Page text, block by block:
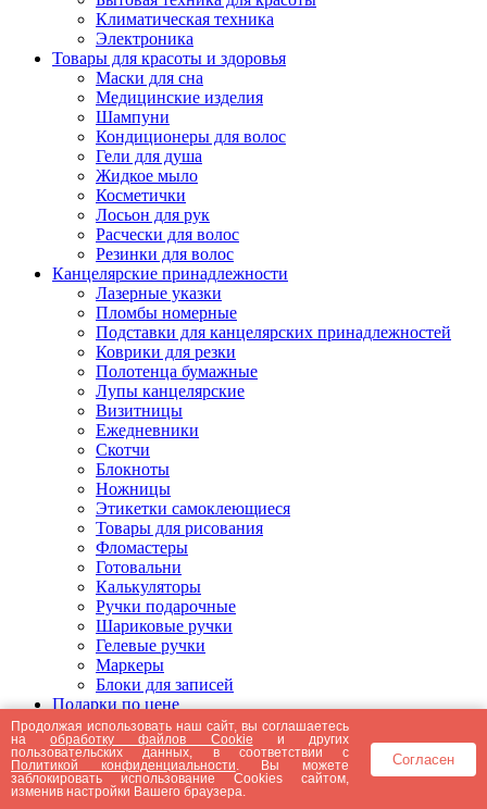
Климатическая техника
Электроника
Товары для красоты и здоровья
Маски для сна
Медицинские изделия
Шампуни
Кондиционеры для волос
Гели для душа
Жидкое мыло
Косметички
Лосьон для рук
Расчески для волос
Резинки для волос
Канцелярские принадлежности
Лазерные указки
Пломбы номерные
Подставки для канцелярских принадлежностей
Коврики для резки
Полотенца бумажные
Лупы канцелярские
Визитницы
Ежедневники
Скотчи
Блокноты
Ножницы
Этикетки самоклеющиеся
Товары для рисования
Фломастеры
Готовальни
Калькуляторы
Ручки подарочные
Шариковые ручки
Гелевые ручки
Маркеры
Блоки для записей
Подарки по цене
Подарки от 5000 рублей
Подарки до 5000 рублей
Подарки до 3000 рублей
Подарки до 2000 рублей
Подарки до 1000 рублей
Продолжая использовать наш сайт, вы соглашаетесь
наобработку файлов Cookie и других
пользовательских данных, в соответствии с
Политикой конфиденциальности . Вы можете
заблокировать использование Cookies сайтом,
изменив настройки Вашего браузера.
Согласен